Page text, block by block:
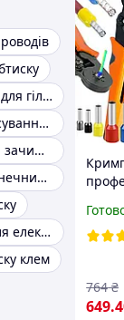
Обтискні кліщі для гільз
Прес для опресування наконечників
Інструмент для зачищення проводів
Обтискач наконечників
Інструменти для електриків
клем
0.25
1200
649
764 ₴